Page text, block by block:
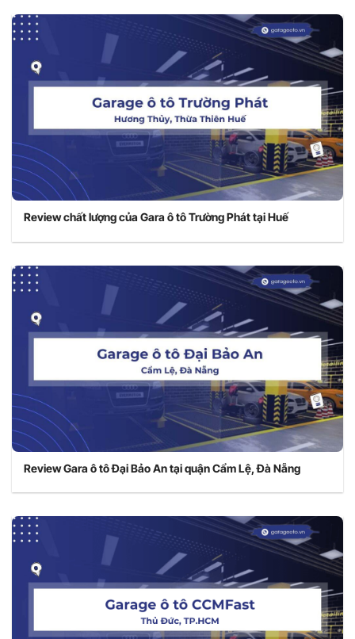
Review chất lượng của Gara ô tô Trường Phát tại Huế
Review Gara ô tô Đại Bảo An tại quận Cẩm Lệ, Đà Nẵng